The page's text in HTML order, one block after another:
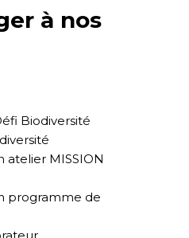
à nos
Biodiversité
atelier MISSION
programme de